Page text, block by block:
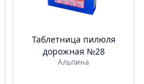
Таблетница пилюля
дорожная №28
Альпина